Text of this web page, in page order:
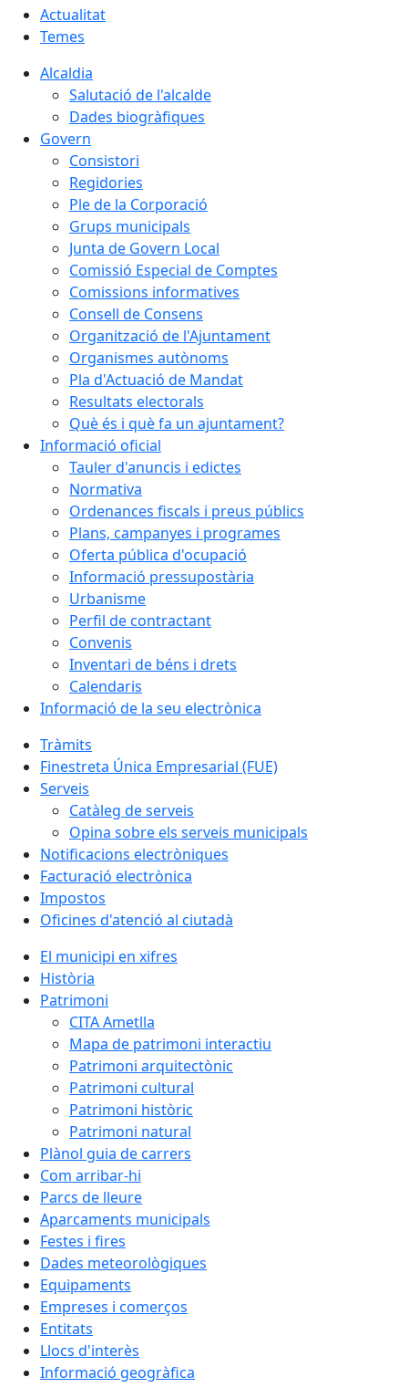
Actualitat
Temes
Alcaldia
Salutació de l'alcalde
Dades biogràfiques
Govern
Consistori
Regidories
Ple de la Corporació
Grups municipals
Junta de Govern Local
Comissió Especial de Comptes
Comissions informatives
Consell de Consens
Organització de l'Ajuntament
Organismes autònoms
Pla d'Actuació de Mandat
Resultats electorals
Què és i què fa un ajuntament?
Informació oficial
Tauler d'anuncis i edictes
Normativa
Ordenances fiscals i preus públics
Plans, campanyes i programes
Oferta pública d'ocupació
Informació pressupostària
Urbanisme
Perfil de contractant
Convenis
Inventari de béns i drets
Calendaris
Informació de la seu electrònica
Tràmits
Finestreta Única Empresarial (FUE)
Serveis
Catàleg de serveis
Opina sobre els serveis municipals
Notificacions electròniques
Facturació electrònica
Impostos
Oficines d'atenció al ciutadà
El municipi en xifres
Història
Patrimoni
CITA Ametlla
Mapa de patrimoni interactiu
Patrimoni arquitectònic
Patrimoni cultural
Patrimoni històric
Patrimoni natural
Plànol guia de carrers
Com arribar-hi
Parcs de lleure
Aparcaments municipals
Festes i fires
Dades meteorològiques
Equipaments
Empreses i comerços
Entitats
Llocs d'interès
Informació geogràfica